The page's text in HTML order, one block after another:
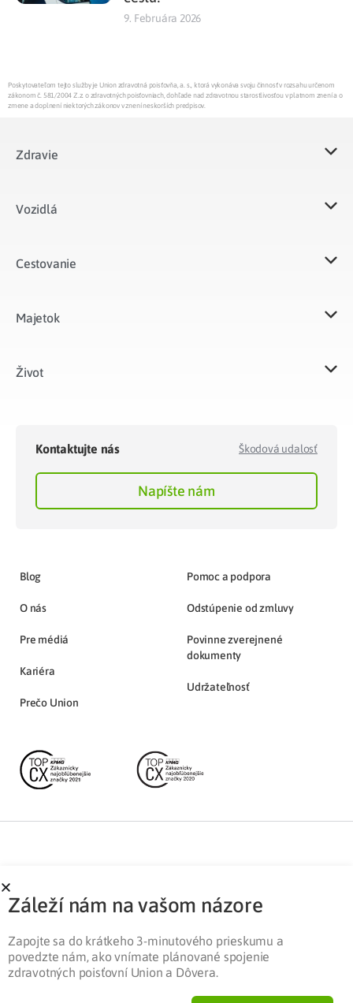
9. Februára 2026
Poskytovateľom tejto služby je Union zdravotná poisťovňa, a. s., ktorá vykonáva svoju činnosť v rozsahu určenom
zákonom č. 581/2004 Z.z. o zdravotných poisťovniach, dohľade nad zdravotnou starostlivosťou v platnom znení a o
zmene a doplnení niektorých zákonov v znení neskorších predpisov.
Zdravie
Vozidlá​
Cestovanie
Majetok​
Život​
Kontaktujte nás Škodová udalosť
Napíšte nám
Blog
O nás
Pre médiá
Kariéra
Prečo Union
Pomoc a podpora
Odstúpenie od zmluvy
Povinne zverejnené
dokumenty
Udržateľnosť
Partnerská zóna Ochrana osobných údajov
Záleží nám na vašom názore
Zapojte sa do krátkeho 3-minutového prieskumu a
povedzte nám, ako vnímate plánované spojenie
zdravotných poisťovní Union a Dôvera.